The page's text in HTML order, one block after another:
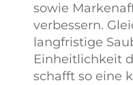
sowie
verbessern.
langfristige
Einheitlichkeit
schafft so eine